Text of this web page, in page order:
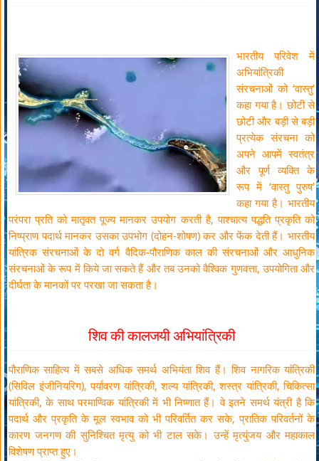
भारतीय परिवेश में
अभियांत्रिकी
संरचनाओं को ‘वास्तु’
कहा गया है। छोटी से
छोटी और बड़ी से बड़ी
प्रत्येक संरचना को
अपने आपमें स्वतंत्र
और पूर्ण व्यक्ति के
रूप में ‘वास्तु पुरुष’
कहा गया है। भारतीय
परंपरा प्रति को मातृवत पूज्य मानकर उपयोग करती है, पाश्चात्य पद्धति प्रकृति को
निष्प्राण पदार्थ मानकर उसका उपभोग (दोहन-शोषण) कर और फेंक देती हैं। भारतीय
यांत्रिक संरचनाओं के दो वर्ग वैदिक-पौराणिक काल की संरचनाओं और आधुनिक
संरचनाओं के रूप में किये जा सकते हैं और तब उनको वैश्विक गुणवत्ता, उपयोगिता और
दीर्घता के मानकों पर परखा जा सकता है।
शिव की कालजयी अभियांत्रिकी
पौराणिक साहित्य में सबसे अधिक समर्थ अभियंता शिव हैं। शिव नागरिक यांत्रिकी
(सिविल इंजीनियरिग), पर्यावरण यांत्रिकी, शल्य यांत्रिकी, शस्त्र यांत्रिकी, चिकित्सा
यांत्रिकी, के साथ परमाण्विक यांत्रिकी में भी निष्णात हैं। वे इतने समर्थ यंत्री है कि
पदार्थ और प्रकृति के मूल स्वभाव को भी परिवर्तित कर सके, प्रातिक परिवर्तनों के
कारण जनगण की सुनिश्चित मृत्यु को भी टाल सके। उन्हें मृत्युंजय और महाकाल
विशेषण प्राप्त हुए।